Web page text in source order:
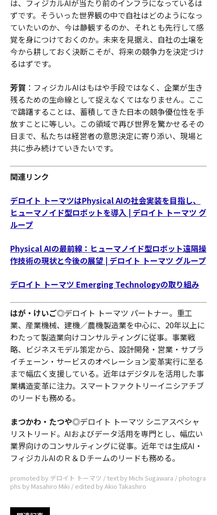
は、フィジカルAIが当たり前のインフラになっているは
ずです。そういった世界観の中で自社はどのようになっ
ていたいのか、今は静観するのか、それとも先行して感
覚を身につけておくのか。未来を見据え、自社の土壌を
今から耕しておく決断こそが、将来の競争力を決定づけ
るはずです。
芳賀 ：フィジカルAIはもはや手段ではなく、企業が生き
残るための生命線として捉えなくてはなりません。ここ
で躊躇することは、蓄積してきた日本の競争優位性を手
放すことに等しい。この領域で再び世界を驚かせるその
日まで、私たちは経営者の意思決定に寄り添い、現場と
共に歩み続けていきたいです。
関連リンク
デロイト トーマツはPhysical AIの社会実装を目指し、
ヒューマノイド型ロボットを導入 | デロイト トーマツ グ
ループ
Physical AIの最前線：ヒューマノイド型ロボット遠隔操
作技術の現状と今後の展望 | デロイト トーマツ グループ
デロイト トーマツ Emerging Technologyの取り組み
はが・けいご◎デロイト トーマツ パートナー。重工
業、産業機械、建機／農機製造業を中心に、20年以上に
わたって製造業向けコンサルティングに従事。事業戦
略、ビジネスモデル策定から、設計開発・営業・サプラ
イチェーン・サービスのオペレーション変革実行に至る
まで幅広く支援している。近年はデジタルを活用した事
業構造変革に注力。スマートファクトリーイニシアチブ
のリードも務める。
まつかわ・たつや◎デロイト トーマツ シニアスペシャ
リストリード。AIおよびデータ活用を専門とし、幅広い
業界向けのコンサルティングに従事。近年では生成AI・
フィジカルAIのＲ＆Ｄチームのリードも務める。
promoted by デロイト トーマツ / text by Michi Sugawara / photogra
phs by Masahiro Miki / edited by Akio Takashiro